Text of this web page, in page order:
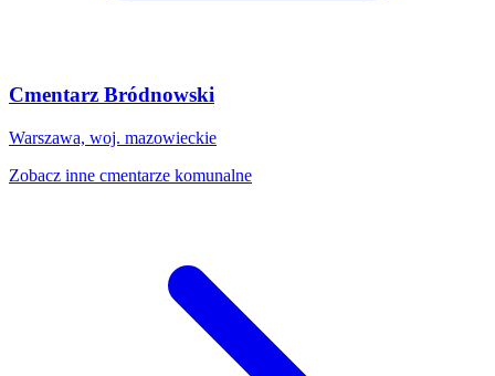
Cmentarz Bródnowski
Warszawa, woj. mazowieckie
Zobacz inne cmentarze komunalne